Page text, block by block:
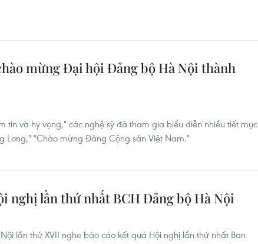
mừng Đại hội Đảng bộ Hà Nội thành
tin và hy vọng," các nghệ sỹ đã tham gia biểu diễn nhiều tiết mục
Long," "Chào mừng Đảng Cộng sản Việt Nam."
nghị lần thứ nhất BCH Đảng bộ Hà Nội
lần thứ XVII nghe báo cáo kết quả Hội nghị lần thứ nhất Ban